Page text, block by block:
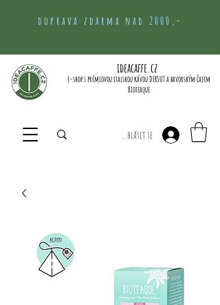
doprava zdarma nad 2000,-
e-shop s prémiovou italskou kávou DERSUT a bavorským čajem
Bioteaque
Přihlásit se
ideacaffe.cz